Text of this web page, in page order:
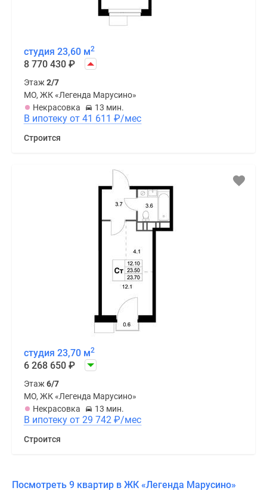
студия 23,60 м2
8 770 430 ₽
Этаж 2/7
МО, ЖК «Легенда Марусино»
Некрасовка
13 мин.
В ипотеку от 41 611 ₽/мес
Строится
студия 23,70 м2
6 268 650 ₽
Этаж 6/7
МО, ЖК «Легенда Марусино»
Некрасовка
13 мин.
В ипотеку от 29 742 ₽/мес
Строится
Посмотреть 9 квартир в ЖК «Легенда Марусино»